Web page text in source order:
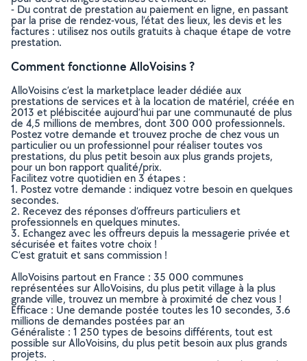
- Du contrat de prestation au paiement en ligne, en passant
par la prise de rendez-vous, l’état des lieux, les devis et les
factures : utilisez nos outils gratuits à chaque étape de votre
prestation.
Comment fonctionne AlloVoisins ?
AlloVoisins c’est la marketplace leader dédiée aux
prestations de services et à la location de matériel, créée en
2013 et plébiscitée aujourd’hui par une communauté de plus
de 4,5 millions de membres, dont 300 000 professionnels.
Postez votre demande et trouvez proche de chez vous un
particulier ou un professionnel pour réaliser toutes vos
prestations, du plus petit besoin aux plus grands projets,
pour un bon rapport qualité/prix.
Facilitez votre quotidien en 3 étapes :
1. Postez votre demande : indiquez votre besoin en quelques
secondes.
2. Recevez des réponses d’offreurs particuliers et
professionnels en quelques minutes.
3. Echangez avec les offreurs depuis la messagerie privée et
sécurisée et faites votre choix !
C’est gratuit et sans commission !
AlloVoisins partout en France : 35 000 communes
représentées sur AlloVoisins, du plus petit village à la plus
grande ville, trouvez un membre à proximité de chez vous !
Efficace : Une demande postée toutes les 10 secondes, 3.6
millions de demandes postées par an
Généraliste : 1 250 types de besoins différents, tout est
possible sur AlloVoisins, du plus petit besoin aux plus grands
projets.